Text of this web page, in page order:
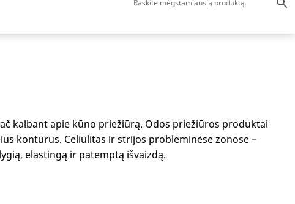
kalbant apie kūno priežiūrą. Odos priežiūros produktai
kontūrus. Celiulitas ir strijos probleminėse zonose –
elastingą ir patemptą išvaizdą.